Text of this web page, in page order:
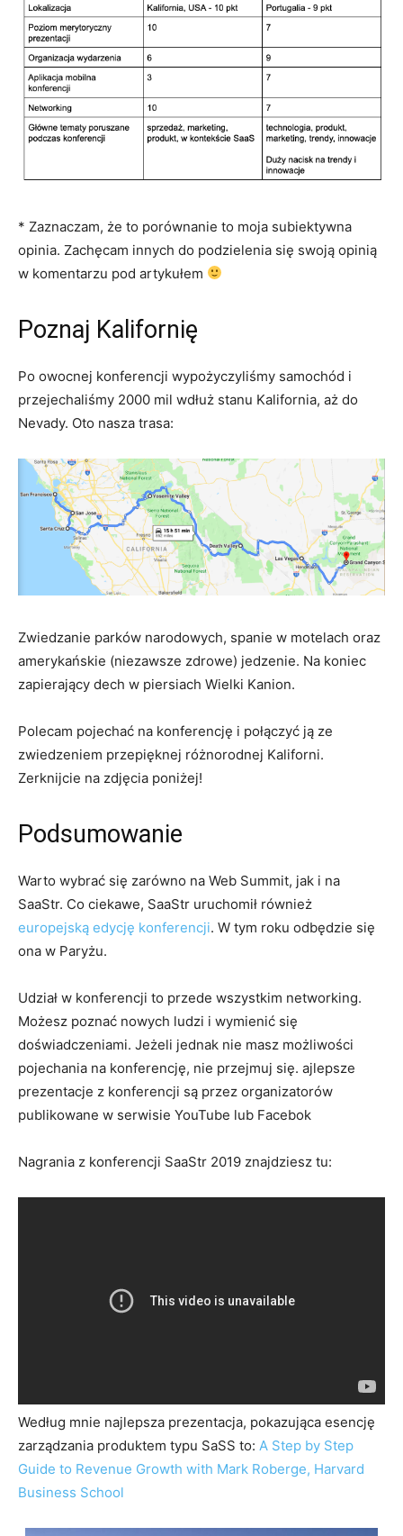
* Zaznaczam, że to porównanie to moja subiektywna
opinia. Zachęcam innych do podzielenia się swoją opinią
w komentarzu pod artykułem
Poznaj Kalifornię
Po owocnej konferencji wypożyczyliśmy samochód i
przejechaliśmy 2000 mil wdłuż stanu Kalifornia, aż do
Nevady. Oto nasza trasa:
Zwiedzanie parków narodowych, spanie w motelach oraz
amerykańskie (niezawsze zdrowe) jedzenie. Na koniec
zapierający dech w piersiach Wielki Kanion.
Polecam pojechać na konferencję i połączyć ją ze
zwiedzeniem przepięknej różnorodnej Kaliforni.
Zerknijcie na zdjęcia poniżej!
Podsumowanie
Warto wybrać się zarówno na Web Summit, jak i na
SaaStr. Co ciekawe, SaaStr uruchomił również
europejską edycję konferencji. W tym roku odbędzie się
ona w Paryżu.
Udział w konferencji to przede wszystkim networking.
Możesz poznać nowych ludzi i wymienić się
doświadczeniami. Jeżeli jednak nie masz możliwości
pojechania na konferencję, nie przejmuj się. ajlepsze
prezentacje z konferencji są przez organizatorów
publikowane w serwisie YouTube lub Facebok
Nagrania z konferencji SaaStr 2019 znajdziesz tu:
Według mnie najlepsza prezentacja, pokazująca esencję
zarządzania produktem typu SaSS to: A Step by Step
Guide to Revenue Growth with Mark Roberge, Harvard
Business School